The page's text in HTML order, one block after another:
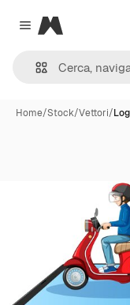
Close menu
Magnific
Home/Stock/Vettori/